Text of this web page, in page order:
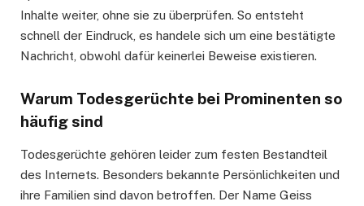
Inhalte weiter, ohne sie zu überprüfen. So entsteht
schnell der Eindruck, es handele sich um eine bestätigte
Nachricht, obwohl dafür keinerlei Beweise existieren.
Warum Todesgerüchte bei Prominenten so
häufig sind
Todesgerüchte gehören leider zum festen Bestandteil
des Internets. Besonders bekannte Persönlichkeiten und
ihre Familien sind davon betroffen. Der Name Geiss